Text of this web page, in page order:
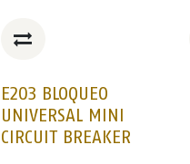
E203 BLOQUEO
UNIVERSAL MINI
CIRCUIT BREAKER